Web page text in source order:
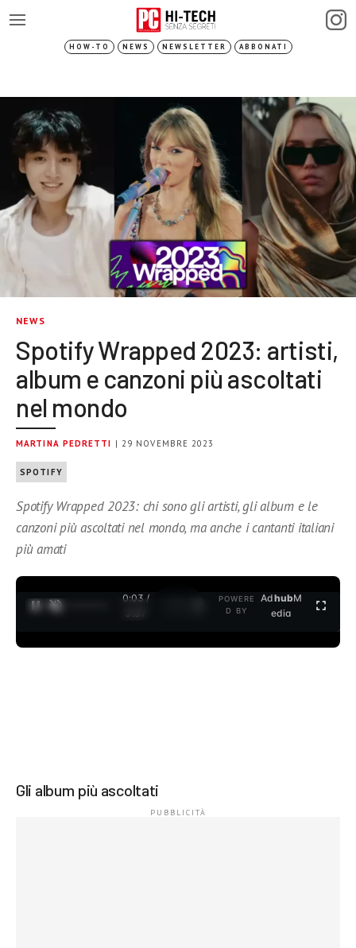
HOW-TO NEWS NEWSLETTER ABBONATI
NEWS
Spotify Wrapped 2023: artisti,
album e canzoni più ascoltati
nel mondo
MARTINA PEDRETTI | 29 NOVEMBRE 2023
SPOTIFY
Spotify Wrapped 2023: chi sono gli artisti, gli album e le
canzoni più ascoltati nel mondo, ma anche i cantanti italiani
più amati
0:04 /
3:37
POWERE
D BY
AdhubM
edia
Gli album più ascoltati